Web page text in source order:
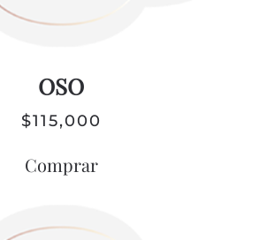
OSO
$115,000
Comprar